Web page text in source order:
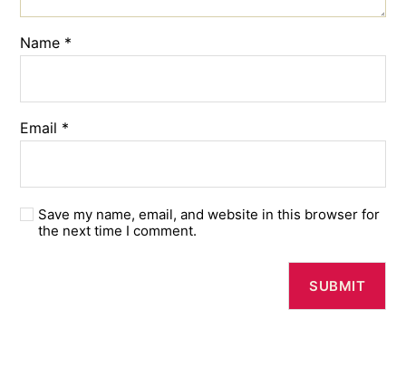
Name *
Email *
Save my name, email, and website in this browser for
the next time I comment.